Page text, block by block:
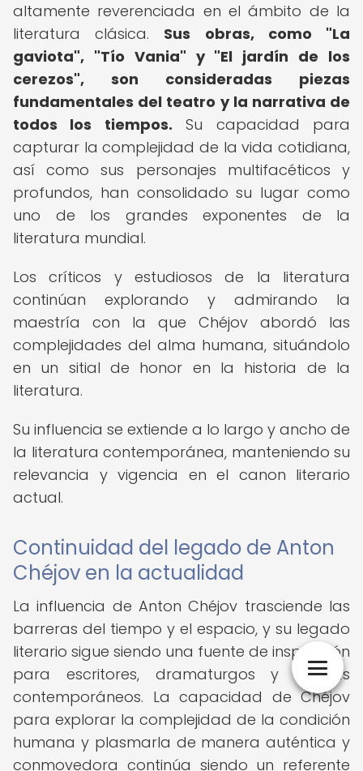
altamente reverenciada en el ámbito de la
literatura clásica. Sus obras, como "La
gaviota", "Tío Vania" y "El jardín de los
cerezos", son consideradas piezas
fundamentales del teatro y la narrativa de
todos los tiempos. Su capacidad para
capturar la complejidad de la vida cotidiana,
así como sus personajes multifacéticos y
profundos, han consolidado su lugar como
uno de los grandes exponentes de la
literatura mundial.
Los críticos y estudiosos de la literatura
continúan explorando y admirando la
maestría con la que Chéjov abordó las
complejidades del alma humana, situándolo
en un sitial de honor en la historia de la
literatura.
Su influencia se extiende a lo largo y ancho de
la literatura contemporánea, manteniendo su
relevancia y vigencia en el canon literario
actual.
Continuidad del legado de Anton
Chéjov en la actualidad
La influencia de Anton Chéjov trasciende las
barreras del tiempo y el espacio, y su legado
literario sigue siendo una fuente de inspiración
para escritores, dramaturgos y artistas
contemporáneos. La capacidad de Chéjov
para explorar la complejidad de la condición
humana y plasmarla de manera auténtica y
conmovedora continúa siendo un referente